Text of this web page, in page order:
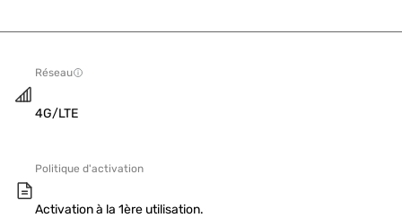
Réseau
4G/LTE
Politique d'activation
Activation à la 1ère utilisation.